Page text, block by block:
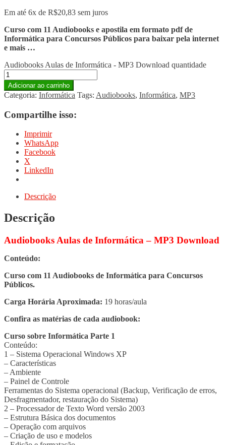
Em até 6x de R$20,83 sem juros
Curso com 11 Audiobooks e apostila em formato pdf de
Informática para Concursos Públicos para baixar pela internet
e mais …
Audiobooks Aulas de Informática - MP3 Download quantidade
Adicionar ao carrinho
Categoria: Informática Tags: Audiobooks, Informática, MP3
Compartilhe isso:
Imprimir
WhatsApp
Facebook
X
LinkedIn
Descrição
Descrição
Audiobooks Aulas de Informática – MP3 Download
Conteúdo:
Curso com 11 Audiobooks de Informática para Concursos
Públicos.
Carga Horária Aproximada: 19 horas/aula
Confira as matérias de cada audiobook:
Curso sobre Informática Parte 1
Conteúdo:
1 – Sistema Operacional Windows XP
– Características
– Ambiente
– Painel de Controle
Ferramentas do Sistema operacional (Backup, Verificação de erros,
Desfragmentador, restauração do Sistema)
2 – Processador de Texto Word versão 2003
– Estrutura Básica dos documentos
– Operação com arquivos
– Criação de uso e modelos